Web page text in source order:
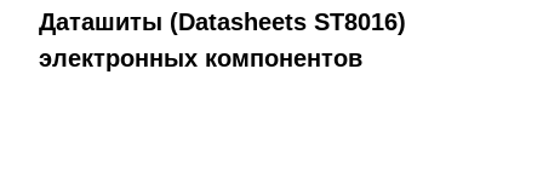
Даташиты (Datasheets ST8016)
электронных компонентов